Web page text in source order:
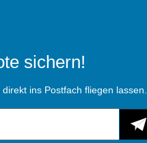
sichern!
ins Postfach fliegen lassen.